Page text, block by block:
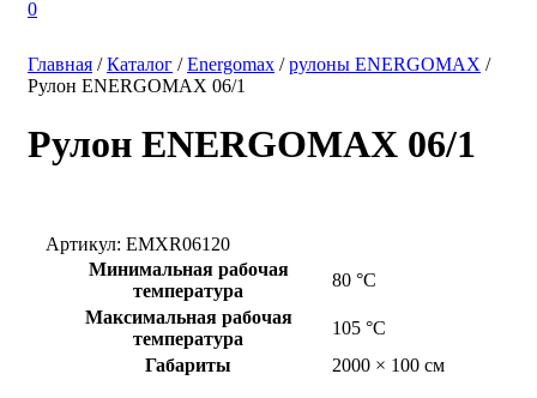
т
0
Главная /Каталог /Energomax /рулоны ENERGOMAX /
Рулон ENERGOMAX 06/1
Рулон ENERGOMAX 06/1
Артикул: EMXR06120
Минимальная рабочая
температура
80 °С
Максимальная рабочая
температура
105 °С
Габариты
2000 × 100 см